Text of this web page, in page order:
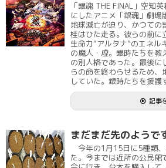
「銀魂 THE FINAL」空知
にしたアニメ「銀魂」劇場
地球滅亡が迫り、かつての
桂はひた走る。彼らの前に
生命力“アルタナ”のエネル
の魔人・虚。銀時たちを教
の別人格であった。最後に
らの命を終わらせるため、
していた。銀時たちを援護
記事
まだまだ先のようで
今年の1月15日に5種類
た。今までは近所の公民館